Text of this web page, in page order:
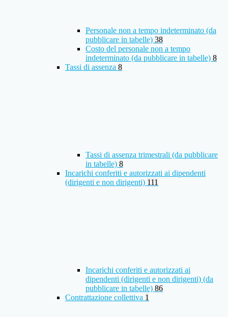
Personale non a tempo indeterminato (da
pubblicare in tabelle) 38
Costo del personale non a tempo
indeterminato (da pubblicare in tabelle) 8
Tassi di assenza 8
Tassi di assenza trimestrali (da pubblicare
in tabelle) 8
Incarichi conferiti e autorizzati ai dipendenti
(dirigenti e non dirigenti) 111
Incarichi conferiti e autorizzati ai
dipendenti (dirigenti e non dirigenti) (da
pubblicare in tabelle) 86
Contrattazione collettiva 1